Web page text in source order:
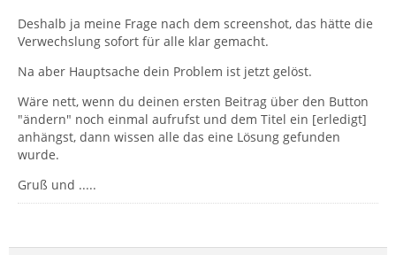
Deshalb ja meine Frage nach dem screenshot, das hätte die
Verwechslung sofort für alle klar gemacht.
Na aber Hauptsache dein Problem ist jetzt gelöst.
Wäre nett, wenn du deinen ersten Beitrag über den Button
"ändern" noch einmal aufrufst und dem Titel ein [erledigt]
anhängst, dann wissen alle das eine Lösung gefunden
wurde.
Gruß und .....